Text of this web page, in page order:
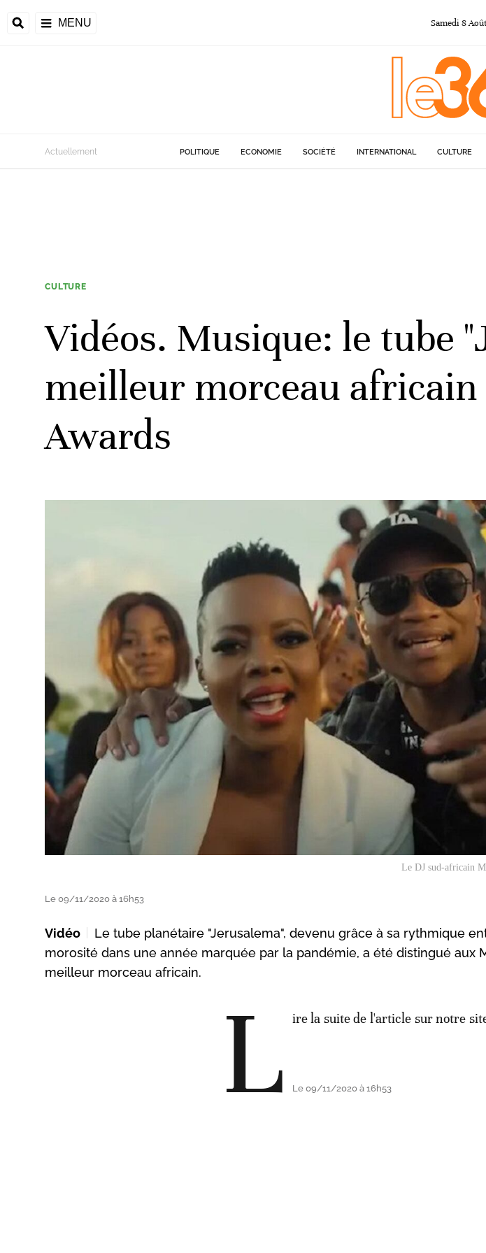
MENU Samedi 8Août
Actuellement POLITIQUE ECONOMIE SOCIÉTÉ INTERNATIONAL CULTURE
CULTURE
Vidéos. Musique: le tube
meilleur morceau
Awards
Le DJ sud-africain
Le 09/11/2020 à 16h53
Vidéo
Le tube planétaire "Jerusalema", devenu grâce à sa rythmique
morosité dans une année marquée par la pandémie, a été distingué aux
meilleur morceau africain.
L ire la suite de l'article sur notre
Le 09/11/2020 à 16h53